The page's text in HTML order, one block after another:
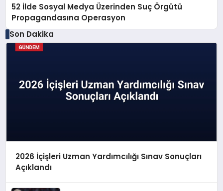
52 İlde Sosyal Medya Üzerinden Suç Örgütü
Propagandasına Operasyon
Son Dakika
2026 İçişleri Uzman Yardımcılığı Sınav Sonuçları
Açıklandı